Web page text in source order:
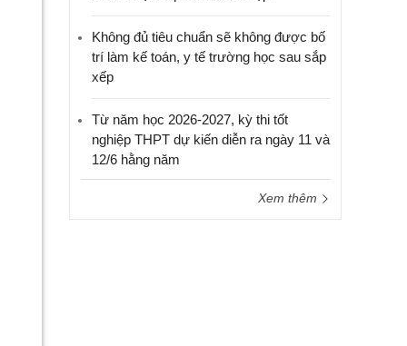
Không đủ tiêu chuẩn sẽ không được bố
trí làm kế toán, y tế trường học sau sắp
xếp
Từ năm học 2026-2027, kỳ thi tốt
nghiệp THPT dự kiến diễn ra ngày 11 và
12/6 hằng năm
Xem thêm